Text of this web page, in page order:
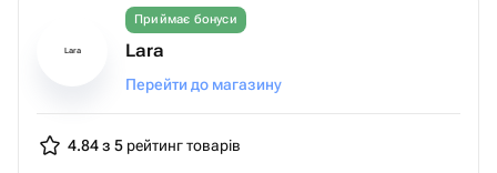
Lara
Приймає бонуси
Lara
Перейти до магазину
4.84 з 5 рейтинг товарів